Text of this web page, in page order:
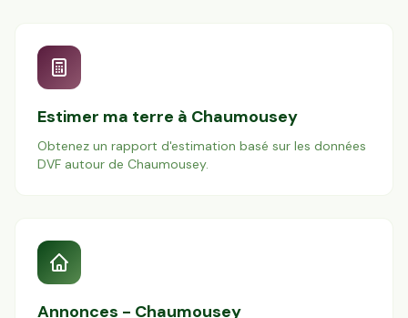
Estimer ma terre à Chaumousey
Obtenez un rapport d'estimation basé sur les données
DVF autour de Chaumousey.
Annonces - Chaumousey